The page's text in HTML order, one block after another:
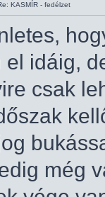
KASMÍR - fedélzet
el idáig,
csak
még